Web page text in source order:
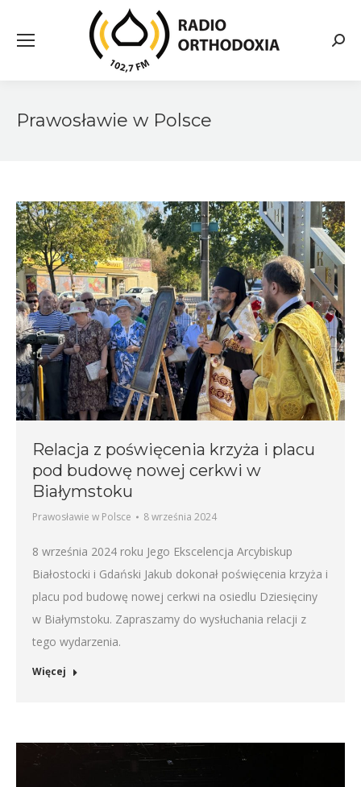
Prawosławie w Polsce
Relacja z poświęcenia krzyża i placu
pod budowę nowej cerkwi w
Białymstoku
Prawosławie w Polsce 8 września 2024
8 września 2024 roku Jego Ekscelencja Arcybiskup
Białostocki i Gdański Jakub dokonał poświęcenia krzyża i
placu pod budowę nowej cerkwi na osiedlu Dziesięciny
w Białymstoku. Zapraszamy do wysłuchania relacji z
tego wydarzenia.
Więcej